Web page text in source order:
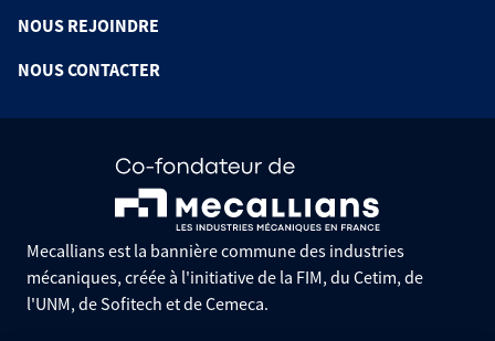
NOUS REJOINDRE
NOUS CONTACTER
Mecallians est la bannière commune des industries
mécaniques, créée à l'initiative de la FIM, du Cetim, de
l'UNM, de Sofitech et de Cemeca.